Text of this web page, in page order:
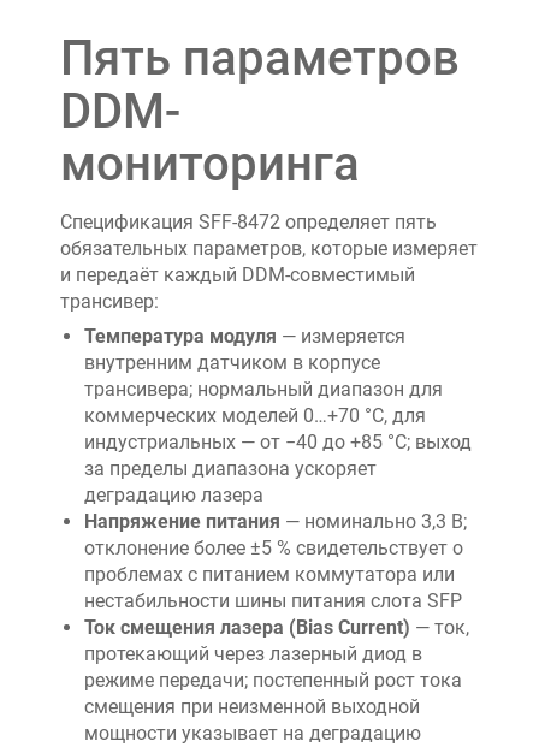
Пять параметров
DDM-
мониторинга
Спецификация SFF-8472 определяет пять
обязательных параметров, которые измеряет
и передаёт каждый DDM-совместимый
трансивер:
Температура модуля — измеряется
внутренним датчиком в корпусе
трансивера; нормальный диапазон для
коммерческих моделей 0…+70 °C, для
индустриальных — от −40 до +85 °C; выход
за пределы диапазона ускоряет
деградацию лазера
Напряжение питания — номинально 3,3 В;
отклонение более ±5 % свидетельствует о
проблемах с питанием коммутатора или
нестабильности шины питания слота SFP
Ток смещения лазера (Bias Current) — ток,
протекающий через лазерный диод в
режиме передачи; постепенный рост тока
смещения при неизменной выходной
мощности указывает на деградацию